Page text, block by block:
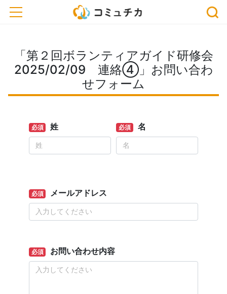
toggle navigation
「第２回ボランティアガイド研修会
2025/02/09 連絡④」お問い合わ
せフォーム
必須 姓 必須 名
必須 メールアドレス
必須 お問い合わせ内容